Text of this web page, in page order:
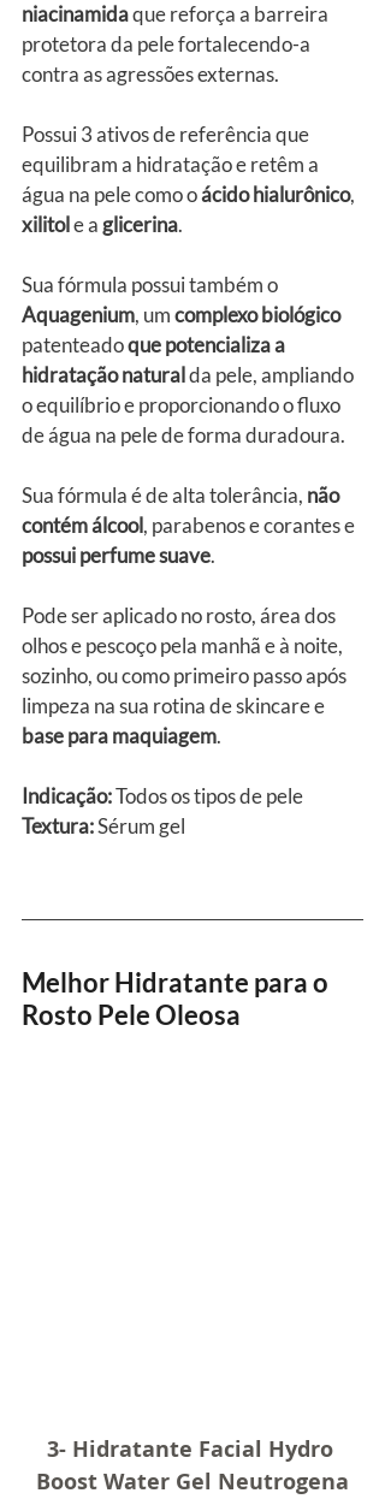
niacinamida que reforça a barreira
protetora da pele fortalecendo-a
contra as agressões externas.
Possui 3 ativos de referência que
equilibram a hidratação e retêm a
água na pele como o ácido hialurônico,
xilitol e a glicerina.
Sua fórmula possui também o
Aquagenium, um complexo biológico
patenteado que potencializa a
hidratação natural da pele, ampliando
o equilíbrio e proporcionando o fluxo
de água na pele de forma duradoura.
Sua fórmula é de alta tolerância, não
contém álcool, parabenos e corantes e
possui perfume suave.
Pode ser aplicado no rosto, área dos
olhos e pescoço pela manhã e à noite,
sozinho, ou como primeiro passo após
limpeza na sua rotina de skincare e
base para maquiagem.
Indicação: Todos os tipos de pele
Textura: Sérum gel
Melhor Hidratante para o
Rosto Pele Oleosa
3- Hidratante Facial Hydro
Boost Water Gel Neutrogena